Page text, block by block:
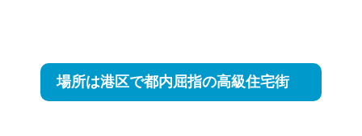
場所は港区で都内屈指の高級住宅街